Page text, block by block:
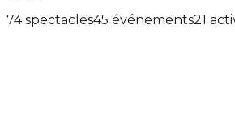
74 spectacles45 événements21